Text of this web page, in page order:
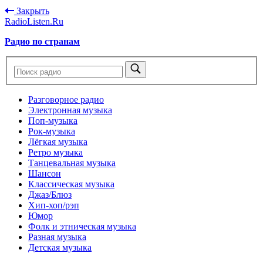
Закрыть
RadioListen.Ru
Радио по странам
Разговорное радио
Электронная музыка
Поп-музыка
Рок-музыка
Лёгкая музыка
Ретро музыка
Танцевальная музыка
Шансон
Классическая музыка
Джаз/Блюз
Хип-хоп/рэп
Юмор
Фолк и этническая музыка
Разная музыка
Детская музыка